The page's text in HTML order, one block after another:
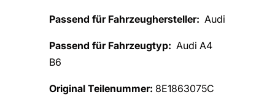
Passend für Fahrzeughersteller: Audi
Passend für Fahrzeugtyp: Audi A4
B6
Original Teilenummer: 8E1863075C